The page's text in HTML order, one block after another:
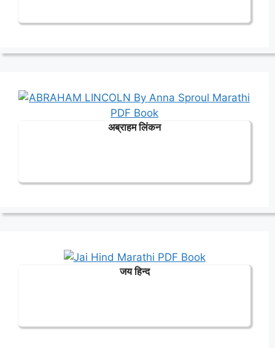
अब्राहम लिंकन
जय हिन्द